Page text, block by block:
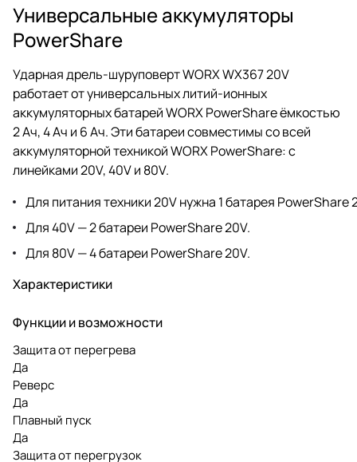
Универсальные аккумуляторы
PowerShare
Ударная дрель-шуруповерт WORX WX367 20V
работает от универсальных литий-ионных
аккумуляторных батарей WORX PowerShare ёмкостью
2 Ач, 4 Ач и 6 Ач. Эти батареи совместимы со всей
аккумуляторной техникой WORX PowerShare: с
линейками 20V, 40V и 80V.
Для питания техники 20V нужна 1 батарея PowerShare
Для 40V — 2 батареи PowerShare 20V.
Для 80V — 4 батареи PowerShare 20V.
Характеристики
Функции и возможности
Защита от перегрева
Да
Реверс
Да
Плавный пуск
Да
Защита от перегрузок